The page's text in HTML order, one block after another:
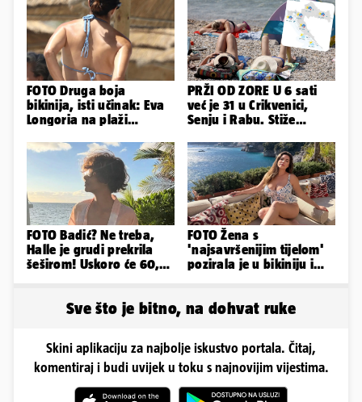
FOTO Druga boja
bikinija, isti učinak: Eva
Longoria na plaži
obline
PRŽI OD ZORE U 6 sati
već je 31 u Crikvenici,
Senju i Rabu. Stiže
jaka bura
FOTO Badić? Ne treba,
Halle je grudi prekrila
šeširom! Uskoro će 60,
FOTO Žena s
'najsavršenijim tijelom'
pozirala je u bikiniju i
Sve što je bitno, na dohvat ruke
Skini aplikaciju za najbolje iskustvo portala. Čitaj,
komentiraj i budi uvijek u toku s najnovijim vijestima.